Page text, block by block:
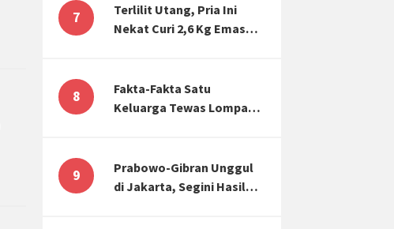
7
Terlilit Utang, Pria Ini
Nekat Curi 2,6 Kg Emas
8
Fakta-Fakta Satu
Keluarga Tewas Lompat
Kening
9
Prabowo-Gibran Unggul
di Jakarta, Segini Hasil